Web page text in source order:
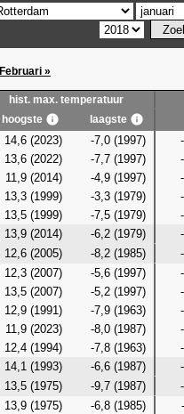
Februari »
hist. max. temperatuur
hoogste
laagste
14,6 (2023) -7,0 (1997)
13,6 (2022) -7,7 (1997)
11,9 (2014) -4,9 (1997)
13,3 (1999) -3,3 (1979)
13,5 (1999) -7,5 (1979)
13,9 (2014) -6,2 (1979)
12,6 (2005) -8,2 (1985)
12,3 (2007) -5,6 (1997)
13,5 (2007) -5,2 (1997)
12,9 (1991) -7,9 (1963)
11,9 (2023) -8,0 (1987)
12,4 (1994) -7,8 (1963)
14,1 (1993) -6,6 (1987)
13,5 (1975) -9,7 (1987)
13,9 (1975) -6,8 (1985)